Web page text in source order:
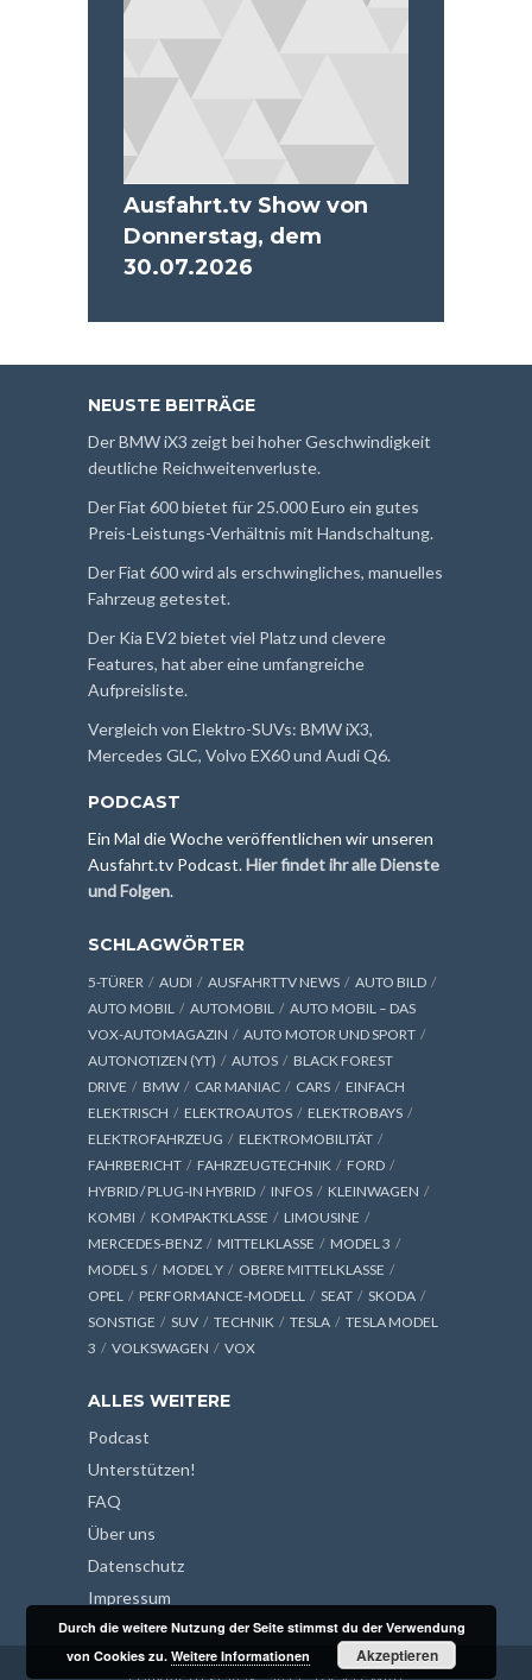
Ausfahrt.tv Show von
Donnerstag, dem
30.07.2026
NEUSTE BEITRÄGE
Der BMW iX3 zeigt bei hoher Geschwindigkeit
deutliche Reichweitenverluste.
Der Fiat 600 bietet für 25.000 Euro ein gutes
Preis-Leistungs-Verhältnis mit Handschaltung.
Der Fiat 600 wird als erschwingliches, manuelles
Fahrzeug getestet.
Der Kia EV2 bietet viel Platz und clevere
Features, hat aber eine umfangreiche
Aufpreisliste.
Vergleich von Elektro-SUVs: BMW iX3,
Mercedes GLC, Volvo EX60 und Audi Q6.
PODCAST
Ein Mal die Woche veröffentlichen wir unseren
Ausfahrt.tv Podcast.Hier findet ihr alle Dienste
und Folgen.
SCHLAGWÖRTER
5-TÜRER AUDI AUSFAHRTTV NEWS
AUTO BILD
AUTO MOBIL
AUTOMOBIL
AUTO MOBIL – DAS
VOX-AUTOMAGAZIN
AUTO MOTOR UND SPORT
AUTONOTIZEN (YT)
AUTOS
BLACK FOREST
DRIVE
BMW CAR MANIAC CARS
EINFACH
ELEKTRISCH
ELEKTROAUTOS
ELEKTROBAYS
ELEKTROFAHRZEUG
ELEKTROMOBILITÄT
FAHRBERICHT
FAHRZEUGTECHNIK
FORD
HYBRID / PLUG-IN HYBRID
INFOS
KLEINWAGEN
KOMBI
KOMPAKTKLASSE
LIMOUSINE
MERCEDES-BENZ
MITTELKLASSE
MODEL 3
MODEL S
MODEL Y
OBERE MITTELKLASSE
OPEL
PERFORMANCE-MODELL SEAT
SKODA
SONSTIGE
SUV TECHNIK TESLA
TESLA MODEL
3
VOLKSWAGEN VOX
ALLES WEITERE
Podcast
Unterstützen!
FAQ
Über uns
Datenschutz
Impressum
Durch die weitere Nutzung der Seite stimmst du der Verwendung
von Cookies zu.Weitere Informationen Akzeptieren